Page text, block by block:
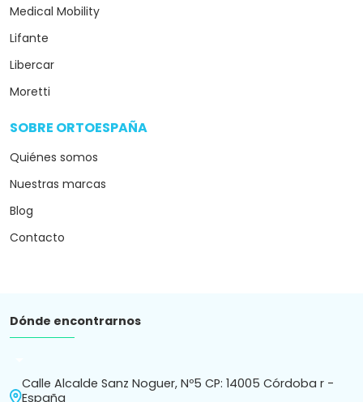
Medical Mobility
Lifante
Libercar
Moretti
SOBRE ORTOESPAÑA
Quiénes somos
Nuestras marcas
Blog
Contacto
Dónde encontrarnos
Calle Alcalde Sanz Noguer, Nº5 CP: 14005 Córdoba r -
España